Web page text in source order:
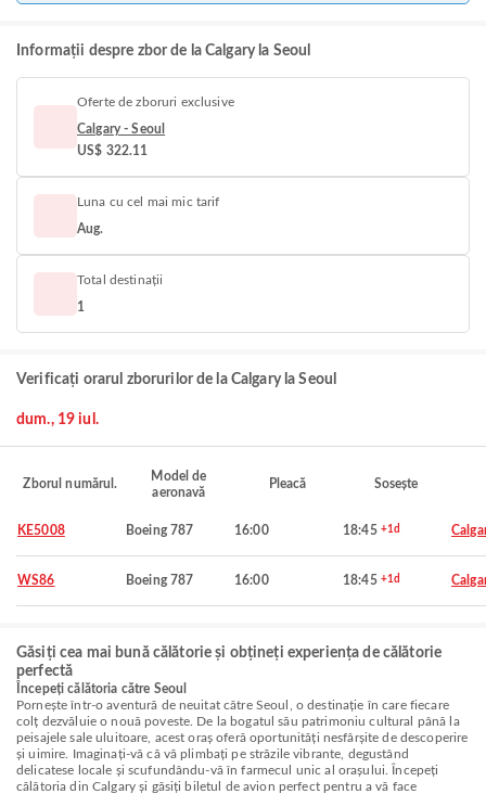
Informații despre zbor de la Calgary la Seoul
Oferte de zboruri exclusive
Calgary - Seoul
US$ 322.11
Luna cu cel mai mic tarif
Aug.
Total destinații
1
Verificați orarul zborurilor de la Calgary la Seoul
dum., 19 iul.
Zborul numărul.
Model de
aeronavă
Pleacă Sosește
KE5008 Boeing 787 16:00 18:45 +1d
WS86 Boeing 787 16:00 18:45 +1d
Găsiți cea mai bună călătorie și obțineți experiența de călătorie
perfectă
Începeți călătoria către Seoul
Pornește într-o aventură de neuitat către Seoul, o destinație în care fiecare
colț dezvăluie o nouă poveste. De la bogatul său patrimoniu cultural până la
peisajele sale uluitoare, acest oraș oferă oportunități nesfârșite de descoperire
și uimire. Imaginați-vă că vă plimbați pe străzile vibrante, degustând
delicatese locale și scufundându-vă în farmecul unic al orașului. Începeți
călătoria din Calgary și găsiți biletul de avion perfect pentru a vă face